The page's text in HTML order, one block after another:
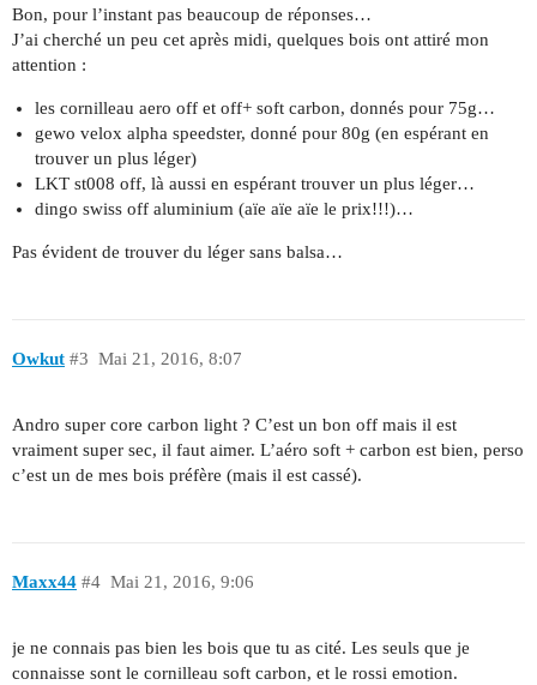
Bon, pour l’instant pas beaucoup de réponses…
J’ai cherché un peu cet après midi, quelques bois ont attiré mon
attention :
les cornilleau aero off et off+ soft carbon, donnés pour 75g…
gewo velox alpha speedster, donné pour 80g (en espérant en
trouver un plus léger)
LKT st008 off, là aussi en espérant trouver un plus léger…
dingo swiss off aluminium (aïe aïe aïe le prix!!!)…
Pas évident de trouver du léger sans balsa…
Owkut Mai 21, 2016, 8:07
#3
Andro super core carbon light ? C’est un bon off mais il est
vraiment super sec, il faut aimer. L’aéro soft + carbon est bien, perso
c’est un de mes bois préfère (mais il est cassé).
Maxx44 Mai 21, 2016, 9:06
#4
je ne connais pas bien les bois que tu as cité. Les seuls que je
connaisse sont le cornilleau soft carbon, et le rossi emotion.